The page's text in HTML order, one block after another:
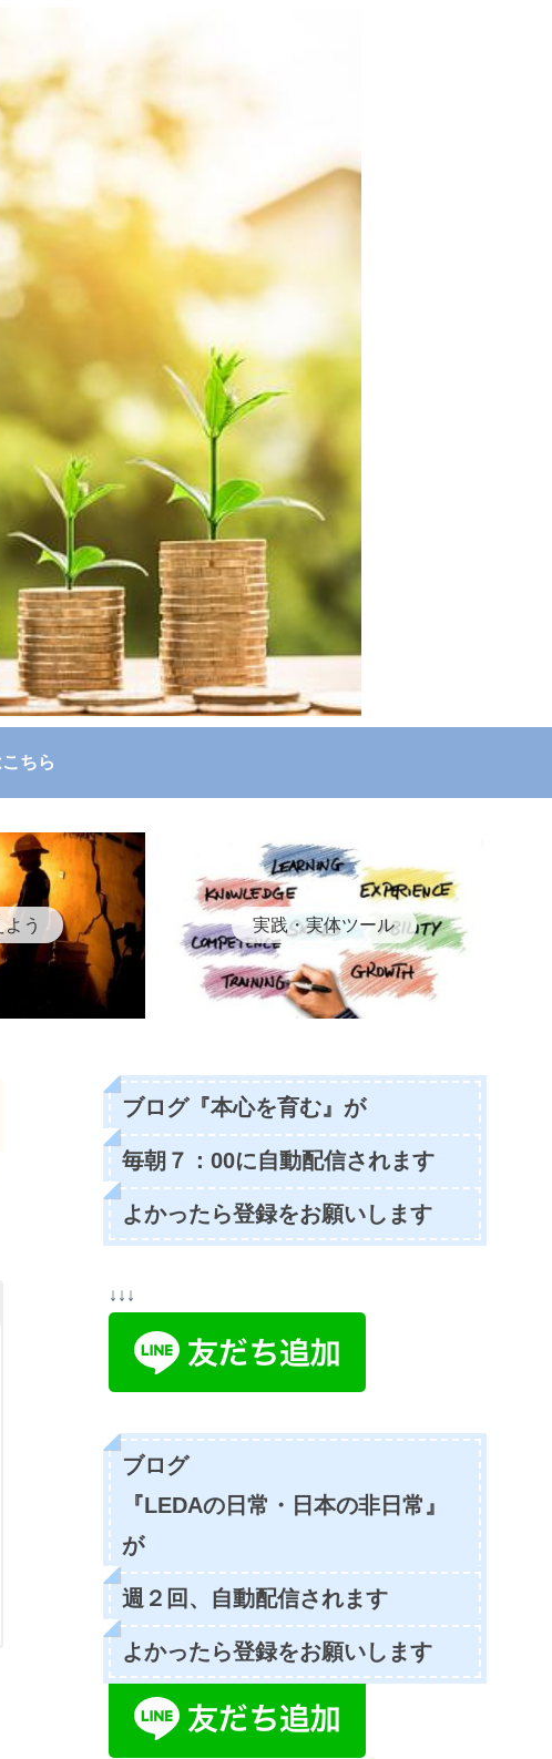
ちら
う 実践・実体ツール
ブログ『本心を育む』が
毎朝７：00に自動配信されます
よかったら登録をお願いします
↓↓↓
ブログ
『LEDAの日常・日本の非日常』
が
週２回、自動配信されます
よかったら登録をお願いします